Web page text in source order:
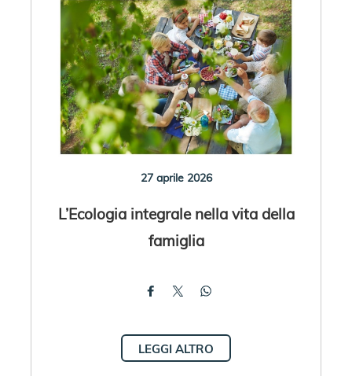
27 aprile 2026
L’Ecologia integrale nella vita della
famiglia
LEGGI ALTRO